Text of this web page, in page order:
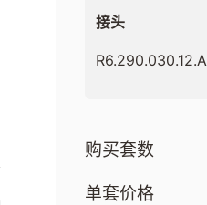
接头
R6.290.030.12.A
购买套数
单套价格